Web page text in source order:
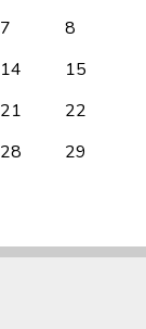
7
8
14
15
21
22
28
29